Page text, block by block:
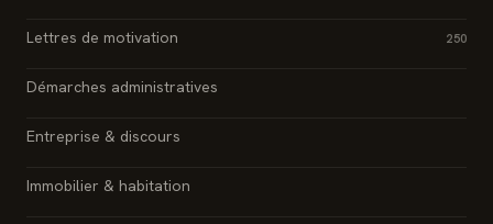
Lettres de motivation 250
Démarches administratives
Entreprise & discours
Immobilier & habitation